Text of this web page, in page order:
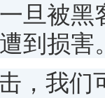
旦被黑
到损害
，我们